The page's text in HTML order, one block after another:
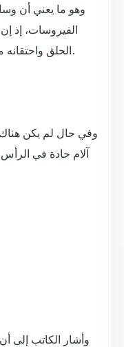
وهو ما يعني أن
الفيروسات، إذ
الحلق واحتقانه من الأمور الطبيعية عند الإصابة بالبرد.
وفي حال لم يكن
آلام حادة في
وأشار الكاتب إلى